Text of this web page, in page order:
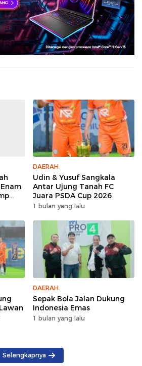
DAERAH
Udin & Yusuf Sangkala
Antar Ujung Tanah FC
Juara PSDA Cup 2026
1 bulan yang lalu
DAERAH
Sepak Bola Jalan Dukung
Indonesia Emas
1 bulan yang lalu
Selengkapnya